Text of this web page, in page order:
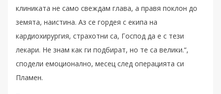
клиниката не само свеждам глава, а правя поклон до
земята, наистина. Аз се гордея с екипа на
кардиохирургия, страхотни са, Господ да е с тези
лекари. Не знам как ги подбират, но те са велики.“,
сподели емоционално, месец след операцията си
Пламен.